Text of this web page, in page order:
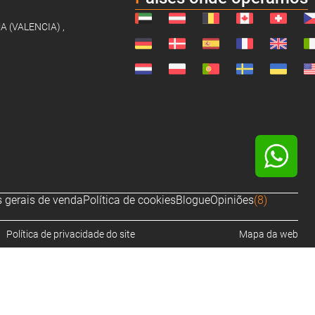
(VALENCIA) ,
gerais de vendaPolítica de cookiesBlogueOpiniões(8)
Política de privacidade do site Mapa da web